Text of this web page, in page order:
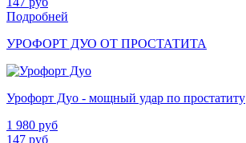
Подробней
УРОФОРТ ДУО ОТ ПРОСТАТИТА
Урофорт Дуо - мощный удар по простатиту
1 980 руб
147 руб